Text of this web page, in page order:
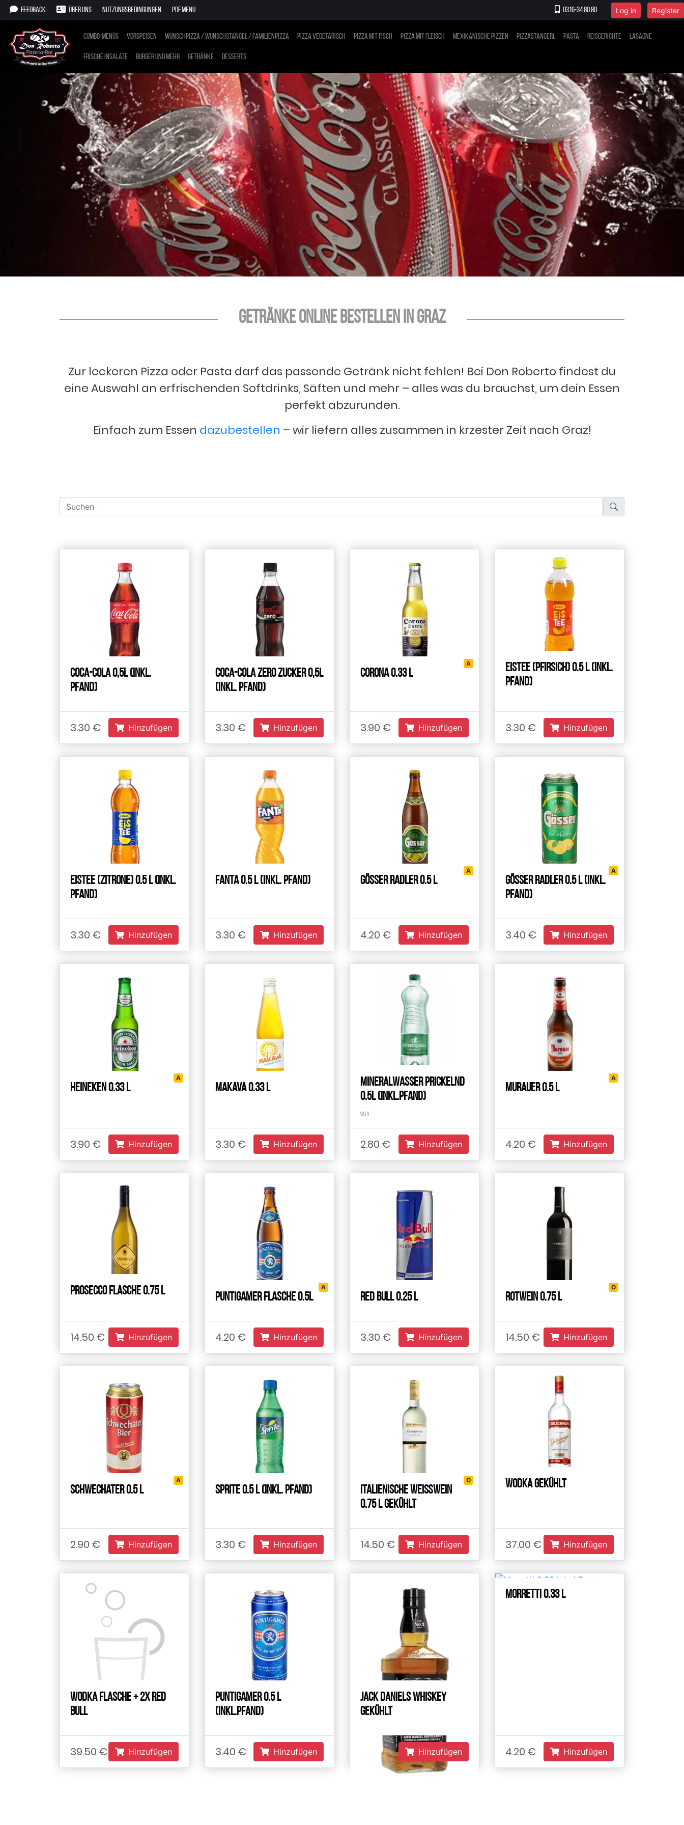
Feedback Über uns Nutzungsbedingungen PDF Menu 0316-34 80 80 Log in Register
Combo-Menüs Vorspeisen Wunschpizza / Wunschstangel / Familienpizza Pizza vegetarisch Pizza mit Fisch Pizza mit Fleisch Mexikanische Pizzen Pizzastangerl Pasta Reisgerichte Lasagne
Frische Insalate Burger und mehr Getränke Desserts
Getränke online bestellen in Graz
Zur leckeren Pizza oder Pasta darf das passende Getränk nicht fehlen! Bei Don Roberto findest du
eine Auswahl an erfrischenden Softdrinks, Säften und mehr – alles was du brauchst, um dein Essen
perfekt abzurunden.
Einfach zum Essen dazubestellen – wir liefern alles zusammen in krzester Zeit nach Graz!
Coca-Cola 0,5l (inkl.
Pfand)
3.30 € Hinzufügen
Coca-Cola zero Zucker 0,5l
(inkl. Pfand)
3.30 € Hinzufügen
Corona 0.33 L
А
3.90 € Hinzufügen
Eistee (Pfirsich) 0.5 L (inkl.
Pfand)
3.30 € Hinzufügen
Eistee (Zitrone) 0.5 L (inkl.
Pfand)
3.30 € Hinzufügen
Fanta 0.5 L (inkl. Pfand)
3.30 € Hinzufügen
Gösser Radler 0.5 L
А
4.20 € Hinzufügen
Gösser Radler 0.5 L (inkl.
Pfand)
А
3.40 € Hinzufügen
Heineken 0.33 L
А
3.90 € Hinzufügen
Makava 0.33 L
3.30 € Hinzufügen
Mineralwasser Prickelnd
0.5L (inkl.Pfand)
Still
2.80 € Hinzufügen
Murauer 0.5 L
А
4.20 € Hinzufügen
Prosecco Flasche 0.75 L
14.50 € Hinzufügen
Puntigamer Flasche 0.5L
А
4.20 € Hinzufügen
Red Bull 0.25 L
3.30 € Hinzufügen
Rotwein 0.75 L
O
14.50 € Hinzufügen
Schwechater 0.5 L
А
2.90 € Hinzufügen
Sprite 0.5 L (inkl. Pfand)
3.30 € Hinzufügen
Italienische Weißwein
0.75 L gekühlt
O
14.50 € Hinzufügen
Wodka Gekühlt
37.00 € Hinzufügen
Wodka Flasche + 2x Red
Bull
39.50 € Hinzufügen
Puntigamer 0.5 L
(inkl.Pfand)
3.40 € Hinzufügen
Jack Daniels Whiskey
Gekühlt
45.00 € Hinzufügen
Morretti 0.33 L
4.20 € Hinzufügen